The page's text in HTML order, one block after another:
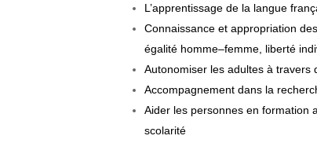
L’apprentissage de la langue franç
Connaissance et appropriation des
égalité homme–femme liberté indi
Autonomiser les adultes àtravers
Accompagnement dans la recherc
Aider les personnes en formation
scolarité